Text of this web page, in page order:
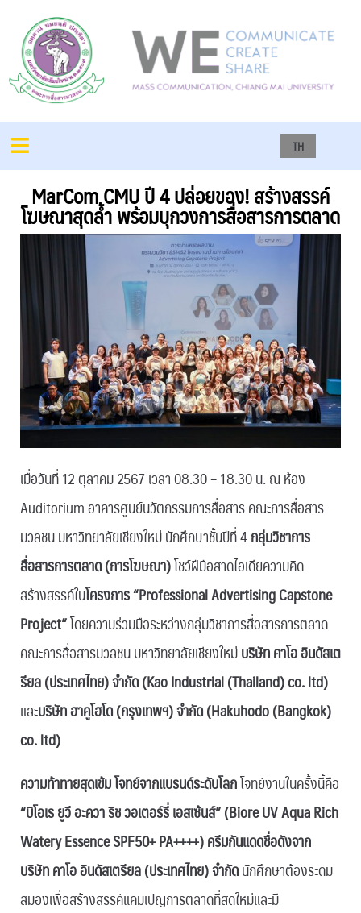
TH
MarCom CMU ปี 4 ปล่อยของ! สร้างสรรค์
โฆษณาสุดล้ำ พร้อมบุกวงการสื่อสารการตลาด
เมื่อวันที่ 12 ตุลาคม 2567 เวลา 08.30 – 18.30 น. ณ ห้อง
Auditorium อาคารศูนย์นวัตกรรมการสื่อสาร คณะการสื่อสาร
มวลชน มหาวิทยาลัยเชียงใหม่ นักศึกษาชั้นปีที่ 4กลุ่มวิชาการ
สื่อสารการตลาด (การโฆษณา)โชว์ฝีมือสาดไอเดียความคิด
สร้างสรรค์ในโครงการ “Professional Advertising Capstone
Project”โดยความร่วมมือระหว่างกลุ่มวิชาการสื่อสารการตลาด
คณะการสื่อสารมวลชน มหาวิทยาลัยเชียงใหม่บริษัท คาโอ อินดัสเต
รียล (ประเทศไทย) จำกัด (Kao Industrial (Thailand) co. ltd)
และบริษัท ฮาคูโฮโด (กรุงเทพฯ) จำกัด (Hakuhodo (Bangkok)
co. ltd)
ความท้าทายสุดเข้ม โจทย์จากแบรนด์ระดับโลกโจทย์งานในครั้งนี้คือ
“บิโอเร ยูวี อะควา ริช วอเตอร์รี่ เอสเซ้นส์” (Biore UV Aqua Rich
Watery Essence SPF50+ PA++++)ครีมกันแดดชื่อดังจาก
บริษัท คาโอ อินดัสเตรียล (ประเทศไทย) จำกัดนักศึกษาต้องระดม
สมองเพื่อสร้างสรรค์แคมเปญการตลาดที่สดใหม่และมี